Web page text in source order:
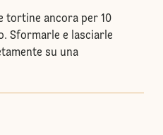
tortine ancora per 10
Sformarle e lasciarle
su una